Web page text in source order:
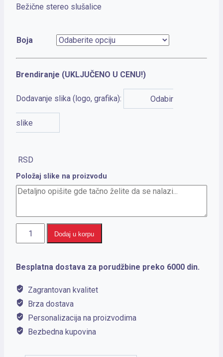
Bežične stereo slušalice
Boja
Brendiranje (UKLJUČENO U CENU!)
Dodavanje slika (logo, grafika): Odabir
slike
RSD
Položaj slike na proizvodu
SOUND
Dodaj u korpu
Besplatna dostava za porudžbine preko 6000 din.
Zagrantovan kvalitet
Brza dostava
Personalizacija na proizvodima
Bezbedna kupovina